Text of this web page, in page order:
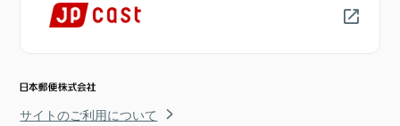
サイトのご利用について